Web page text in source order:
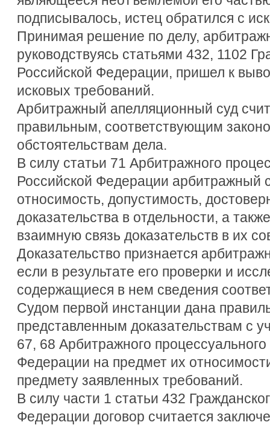
подписывалось, истец обратился с
Принимая решение по делу,
руководствуясь статьями 432, 1102
Российской Федерации, пришел к
исковых требований.
Арбитражный апелляционный суд
правильным, соответствующим
обстоятельствам дела.
В силу статьи 71 Арбитражного
Российской Федерации арбитражный
относимость, допустимость,
доказательства в отдельности, а
взаимную связь доказательств в их
Доказательство признается
если в результате его проверки и
содержащиеся в нем сведения
Судом первой инстанции дана
представленным доказательствам с
67, 68 Арбитражного
Федерации на предмет их
предмету заявленных требований.
В силу части 1 статьи 432
Федерации договор считается